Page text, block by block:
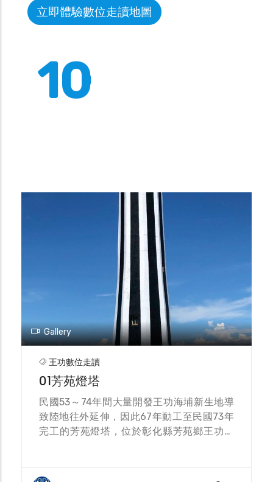
立即體驗數位走讀地圖
10
Gallery
王功數位走讀
01芳苑燈塔
民國53～74年間大量開發王功海埔新生地導
致陸地往外延伸，因此67年動工至民國73年
完工的芳苑燈塔，位於彰化縣芳苑鄉王功漁
建築物，頂層外有環繞陽台（黑白相間的條紋